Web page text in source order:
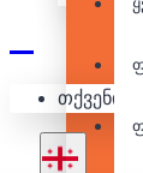
თქვენი